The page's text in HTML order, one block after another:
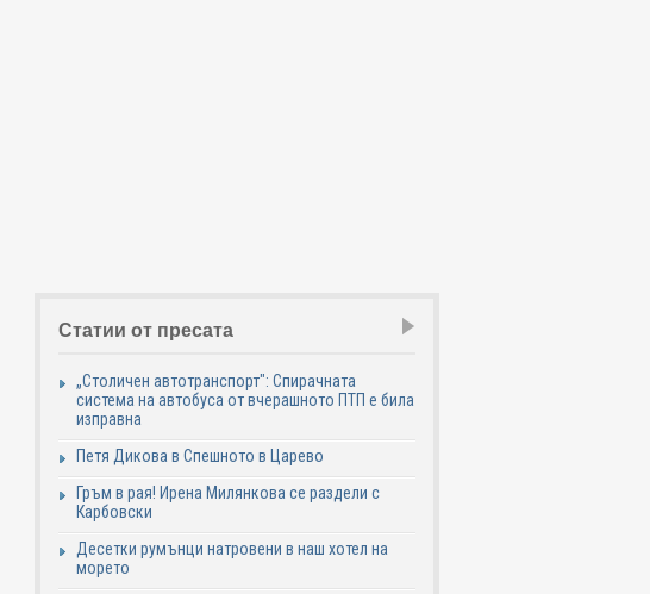
Статии от пресата
„Столичен автотранспорт": Спирачната
система на автобуса от вчерашното ПТП е била
изправна
Петя Дикова в Спешното в Царево
Гръм в рая! Ирена Милянкова се раздели с
Карбовски
Десетки румънци натровени в наш хотел на
морето